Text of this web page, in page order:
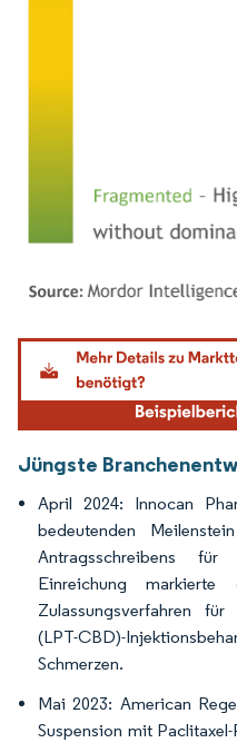
Bild © Mordor Intelligence.
Jüngste
April 2024: Innocan
bedeutenden
Antragsschreibens
Einreichung
Zulassungsverfahren
(LPT-CBD)-
Schmerzen.
Mai 2023: American
Suspension mit